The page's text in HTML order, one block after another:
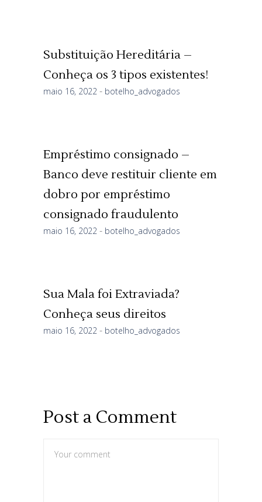
Substituição Hereditária –
Conheça os 3 tipos existentes!
maio 16, 2022 botelho_advogados
Empréstimo consignado –
Banco deve restituir cliente em
dobro por empréstimo
consignado fraudulento
maio 16, 2022 botelho_advogados
Sua Mala foi Extraviada?
Conheça seus direitos
maio 16, 2022 botelho_advogados
Post a Comment